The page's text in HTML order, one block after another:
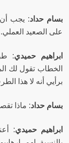
بسام حداد: يجب
على الصعيد العملي.
ابراهيم حميدي:
الخطاب تقول لك
برأيي أنه لا هذا
بسام حداد: ماذا
ابراهيم حميدي: